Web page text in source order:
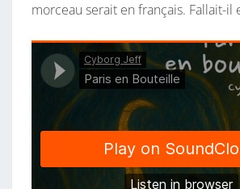
morceau serait en français. Fallait-il